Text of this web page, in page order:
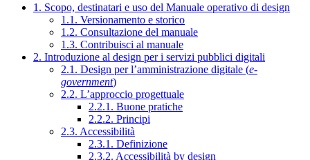
1. Scopo, destinatari e uso del Manuale operativo di design
1.1. Versionamento e storico
1.2. Consultazione del manuale
1.3. Contribuisci al manuale
2. Introduzione al design per i servizi pubblici digitali
2.1. Design per l’amministrazione digitale (e-
government)
2.2. L’approccio progettuale
2.2.1. Buone pratiche
2.2.2. Principi
2.3. Accessibilità
2.3.1. Definizione
2.3.2. Accessibilità by design